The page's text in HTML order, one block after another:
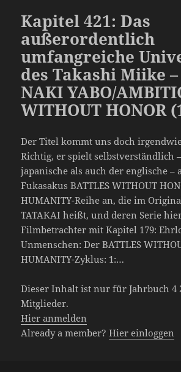
Kapitel 421: Das
außerordentlich
umfangreiche
des Takashi Miike –
NAKI YABO/
WITHOUT HONOR
Der Titel kommt uns doch
Richtig, er spielt selbstverständlich
japanische als auch der englische –
Fukasakus BATTLES WITHOUT
HUMANITY-Reihe an, die im
TATAKAI heißt, und deren Serie
Filmbetrachter mit Kapitel 179:
Unmenschen: Der BATTLES
HUMANITY-Zyklus: 1:…
Dieser Inhalt ist nur für Jahrbuch 4
Mitglieder.
Hier anmelden
Already a member?Hier einloggen